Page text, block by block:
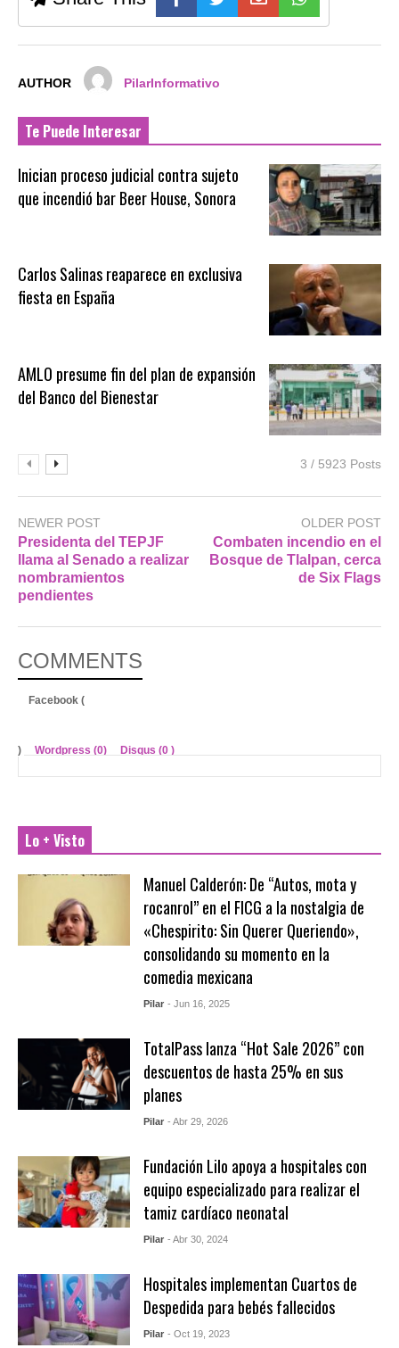
AUTHOR PilarInformativo
Te Puede Interesar
Inician proceso judicial contra sujeto
que incendió bar Beer House, Sonora
Carlos Salinas reaparece en exclusiva
fiesta en España
AMLO presume fin del plan de expansión
del Banco del Bienestar
3 / 5923 Posts
NEWER POST
Presidenta del TEPJF
llama al Senado a realizar
nombramientos
pendientes
OLDER POST
Combaten incendio en el
Bosque de Tlalpan, cerca
de Six Flags
COMMENTS
Facebook (
) Wordpress (0) Disqus (0 )
Lo + Visto
Manuel Calderón: De “Autos, mota y
rocanrol” en el FICG a la nostalgia de
«Chespirito: Sin Querer Queriendo»,
consolidando su momento en la
comedia mexicana
Pilar - Jun 16, 2025
TotalPass lanza “Hot Sale 2026” con
descuentos de hasta 25% en sus
planes
Pilar - Abr 29, 2026
Fundación Lilo apoya a hospitales con
equipo especializado para realizar el
tamiz cardíaco neonatal
Pilar - Abr 30, 2024
Hospitales implementan Cuartos de
Despedida para bebés fallecidos
Pilar - Oct 19, 2023